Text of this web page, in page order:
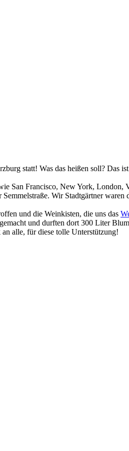
statt! Was das heißen soll?
San Francisco, New York, London,
Wir Stadtgärtner
und die Weinkisten, die uns das
gemacht und durften dort 300 Liter
alle, für diese tolle Unterstützung!